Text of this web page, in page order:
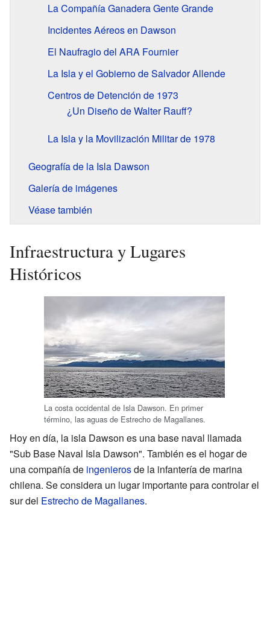
La Compañía Ganadera Gente Grande
Incidentes Aéreos en Dawson
El Naufragio del ARA Fournier
La Isla y el Gobierno de Salvador Allende
Centros de Detención de 1973
¿Un Diseño de Walter Rauff?
La Isla y la Movilización Militar de 1978
Geografía de la Isla Dawson
Galería de imágenes
Véase también
Infraestructura y Lugares
Históricos
La costa occidental de Isla Dawson. En primer
término, las aguas de Estrecho de Magallanes.
Hoy en día, la isla Dawson es una base naval llamada
"Sub Base Naval Isla Dawson". También es el hogar de
una compañía de ingenierosde la infantería de marina
chilena. Se considera un lugar importante para controlar el
sur del Estrecho de Magallanes.